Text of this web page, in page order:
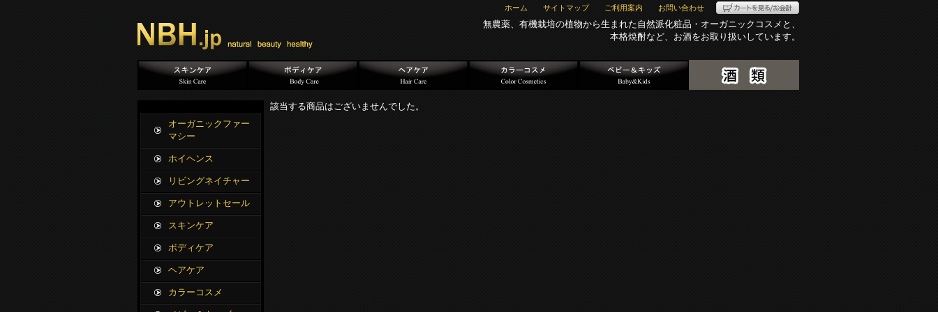
ホーム サイトマップ ご利用案内 お問い合わせ
無農薬、有機栽培の植物から生まれた自然派化粧品・オーガニックコスメと、
本格焼酎など、お酒をお取り扱いしています。
該当する商品はございませんでした。
オーガニックファー
マシー
ホイヘンス
リビングネイチャー
アウトレットセール
スキンケア
ボディケア
ヘアケア
カラーコスメ